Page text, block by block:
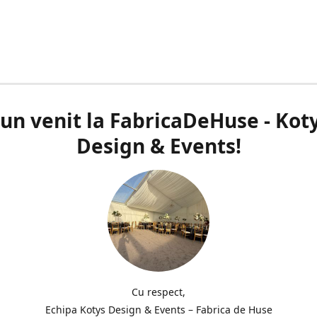
venit la FabricaDeHuse -
Design & Events!
Cu respect,
Echipa Kotys Design & Events – Fabrica de Huse